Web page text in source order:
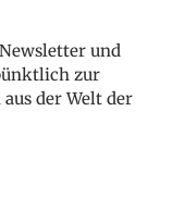
und
zur
der Welt der